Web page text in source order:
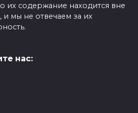
их содержание находится вне
мы не отвечаем за их
нас: